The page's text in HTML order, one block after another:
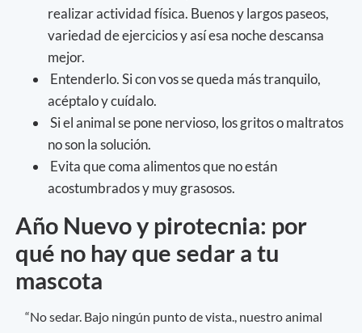
realizar actividad física. Buenos y largos paseos,
variedad de ejercicios y así esa noche descansa
mejor.
Entenderlo. Si con vos se queda más tranquilo,
acéptalo y cuídalo.
Si el animal se pone nervioso, los gritos o maltratos
no son la solución.
Evita que coma alimentos que no están
acostumbrados y muy grasosos.
Año Nuevo y pirotecnia: por
qué no hay que sedar a tu
mascota
“No sedar. Bajo ningún punto de vista., nuestro animal